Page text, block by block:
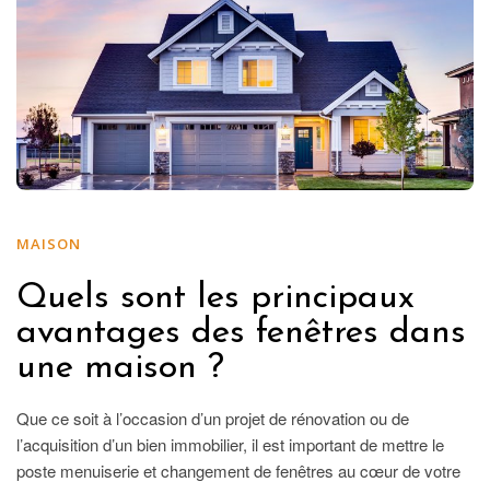
MAISON
Quels sont les principaux
avantages des fenêtres dans
une maison ?
Que ce soit à l’occasion d’un projet de rénovation ou de
l’acquisition d’un bien immobilier, il est important de mettre le
poste menuiserie et changement de fenêtres au cœur de votre